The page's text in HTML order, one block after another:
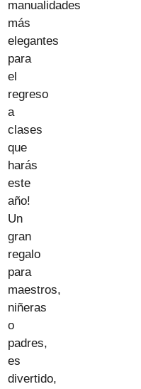
manualidades
más
elegantes
para
el
regreso
a
clases
que
harás
este
año!
Un
gran
regalo
para
maestros,
niñeras
o
padres,
es
divertido,